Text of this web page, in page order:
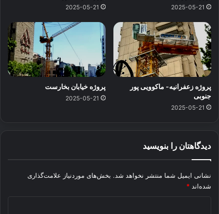
2025-05-21
2025-05-21
پروژه زعفرانیه- ماکوویی پور
جنوبی
2025-05-21
پروژه خیابان بخارست
2025-05-21
دیدگاهتان را بنویسید
نشانی ایمیل شما منتشر نخواهد شد. بخش‌های موردنیاز علامت‌گذاری
شده‌اند *